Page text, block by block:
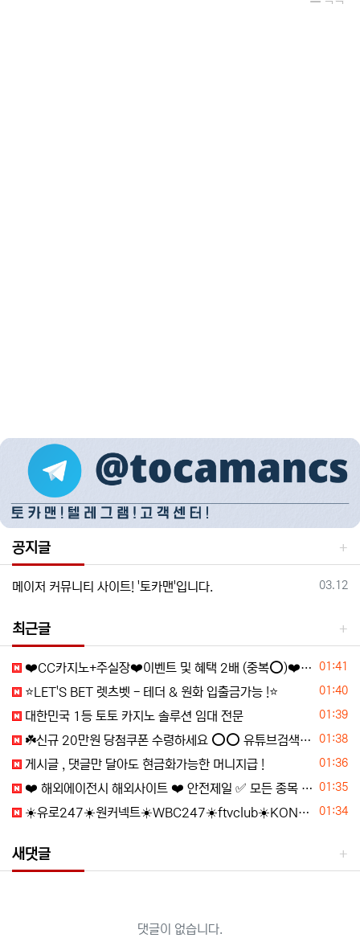
공지글
등록일
03.12
메이저 커뮤니티 사이트! '토카맨'입니다.
최근글
등록일
01:41
❤️CC️카지노+주실장❤️이벤트 및 혜택 2배 (중복⭕️)❤️탄탄한 자본, 무사고 ✅빠른충환✅
등록일
01:40
⭐️LET'S BET 렛츠벳 - 테더 & 원화 입출금가능 !⭐️
등록일
01:39
️대한민국️ 1등 토토 카지노 솔루션 임대 전문
등록일
01:38
☘️️신규 20만원 당첨쿠폰 수령하세요 ⭕️⭕️ 유튜브검색 > 수아영상방☘️
등록일
01:36
️️게시글 , 댓글만 달아도 현금화가능한 머니지급 !
등록일
01:35
❤️ 해외에이전시 해외사이트 ❤️ 안전제일 ✅ 모든 종목 콤프지급 ✅☀️ 신규 500% 지급 ✅ ❤️ 스포츠 페이백 10% ✅ 익명 가입가능 ✅ ☀️ 꽁머니 ☀️ 가입머니 ☀️ 가입쿠폰 ☀️
등록일
01:34
☀️유로247☀️원커넥트☀️WBC247☀️ftvclub☀️KONE☀️콤프(요율)지급☀️1XBET☀️메가파리☀️원엑스벳☀️원엑스카지노☀️
새댓글
댓글이 없습니다.